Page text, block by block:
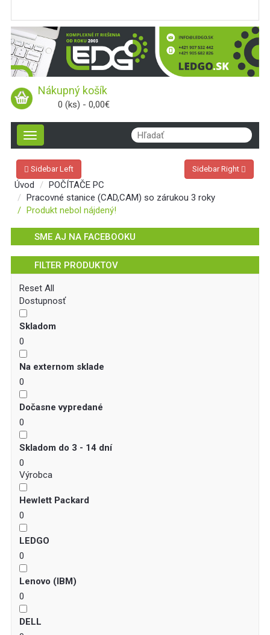
Nákupný košík
0 (ks) - 0,00€
Toggle
navigation
Sidebar Left Sidebar Right
Úvod
POČÍTAČE PC
Pracovné stanice (CAD,CAM) so zárukou 3 roky
Produkt nebol nájdený!
SME AJ NA FACEBOOKU
FILTER PRODUKTOV
Reset All
Dostupnosť
Skladom
0
Na externom sklade
0
Dočasne vypredané
0
Skladom do 3 - 14 dní
0
Výrobca
Hewlett Packard
0
LEDGO
0
Lenovo (IBM)
0
DELL